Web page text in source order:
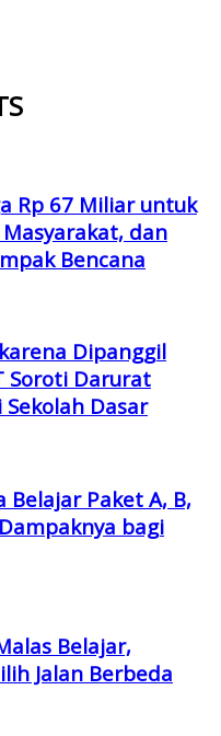
Rp 67 Miliar untuk
dan
Bencana
Dipanggil
Soroti Darurat
Dasar
Paket A, B,
bagi
Belajar,
Jalan Berbeda